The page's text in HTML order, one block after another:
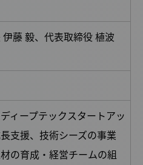
藤 毅、代表取締役 植波
ィープテックスタートアッ
支援、技術シーズの事業
の育成・経営チームの組